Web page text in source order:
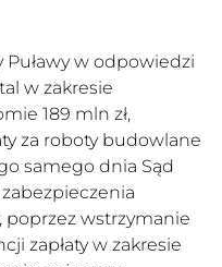
Puławy w odpowiedzi
w zakresie
189 mln zł,
za roboty budowlane
samego dnia Sąd
poprzez wstrzymanie
zapłaty w zakresie